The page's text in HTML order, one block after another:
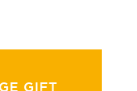
GIFT